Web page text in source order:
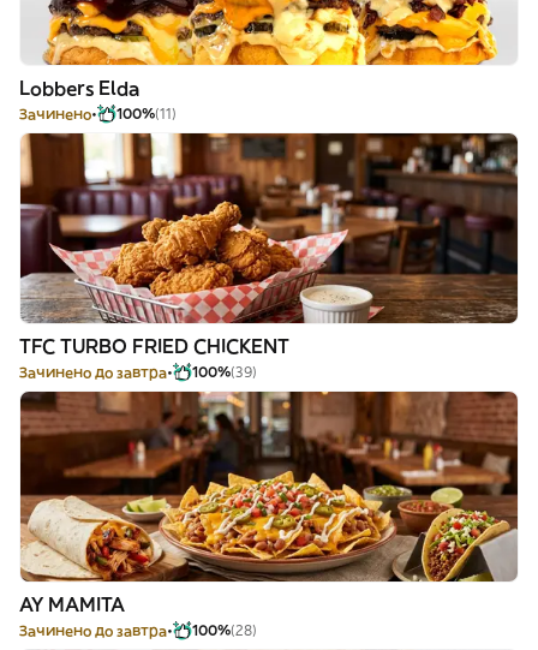
Lobbers Elda
Зачинено 100%(11)
TFC TURBO FRIED CHICKENT
Зачинено до завтра 100%(39)
AY MAMITA
Зачинено до завтра 100%(28)